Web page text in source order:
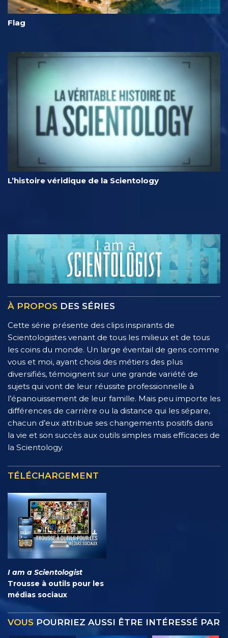
Flag
L’histoire véridique de la Scientology
À PROPOS DES SÉRIES
Cette série présente des clips inspirants de
Scientologistes venant de tous les milieux et de tous
les coins du monde. Un large éventail de gens comme
vous et moi, ayant choisi des métiers des plus
diversifiés, témoignent sur une grande variété de
sujets qui vont de leur réussite professionnelle à
l’épanouissement de leur famille. Mais peu importe les
différences de carrière ou la distance qui les sépare,
chacun d’eux attribue ses changements positifs dans
la vie et son succès aux outils simples mais efficaces de
la Scientology.
TÉLÉCHARGEMENT
I am a Scientologist
Trousse à outils pour les
médias sociaux
VOUS POURRIEZ AUSSI ÊTRE INTÉRESSÉ PAR